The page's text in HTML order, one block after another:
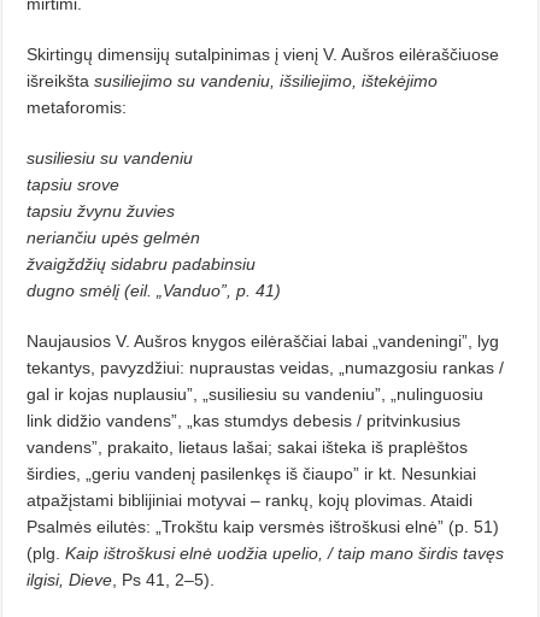
Skirtingų dimensijų sutalpinimas į vienį V. Aušros eilėraščiuose
išreikštasusiliejimo su vandeniu, išsiliejimo, ištekėjimo
metaforomis:
susiliesiu su vandeniu
tapsiu srove
tapsiu žvynu žuvies
neriančiu upės gelmėn
žvaigždžių sidabru padabinsiu
dugno smėlį (eil. „Vanduo”, p. 41)
Naujausios V. Aušros knygos eilėraščiai labai „vandeningi”, lyg
tekantys, pavyzdžiui: nupraustas veidas, „numazgosiu rankas /
gal ir kojas nuplausiu”, „susiliesiu su vandeniu”, „nulinguosiu
link didžio vandens”, „kas stumdys debesis / pritvinkusius
vandens”, prakaito, lietaus lašai; sakai išteka iš praplėštos
širdies, „geriu vandenį pasilenkęs iš čiaupo” ir kt. Nesunkiai
atpažįstami biblijiniai motyvai – rankų, kojų plovimas. Ataidi
Psalmės eilutės: „Trokštu kaip versmės ištroškusi elnė” (p. 51)
(plg.Kaip ištroš­kusi elnė uodžia upelio, / taip mano širdis tavęs
ilgisi, Dieve , Ps 41, 2–5).